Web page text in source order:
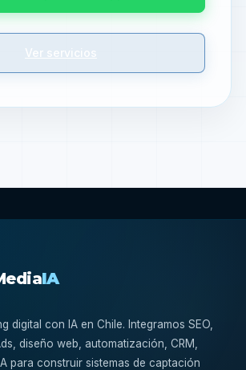
Ver servicios
IA
digital con IA en Chile. Integramos SEO,
diseño web, automatización, CRM,
para construir sistemas de captación